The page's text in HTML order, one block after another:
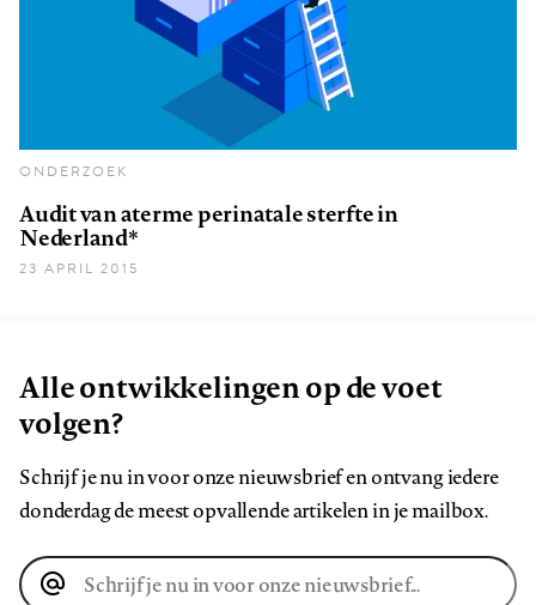
ONDERZOEK
Audit van aterme perinatale sterfte in
Nederland*
23 APRIL 2015
Alle ontwikkelingen op de voet
volgen?
Schrijf je nu in voor onze nieuwsbrief en ontvang iedere
donderdag de meest opvallende artikelen in je mailbox.
E-